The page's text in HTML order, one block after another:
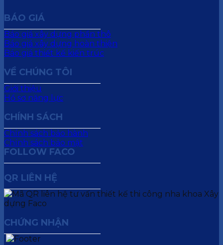
BÁO GIÁ
Báo giá xây dựng phần thô
Báo giá xây dựng hoàn thiện
Báo giá thiết kế kiến trúc
VỀ CHÚNG TÔI
Giới thiệu
Hồ sơ năng lực
CHÍNH SÁCH
Chính sách bảo hành
Chính sách bảo mật
FOLLOW FACO
QR LIÊN HỆ
CHỨNG NHẬN